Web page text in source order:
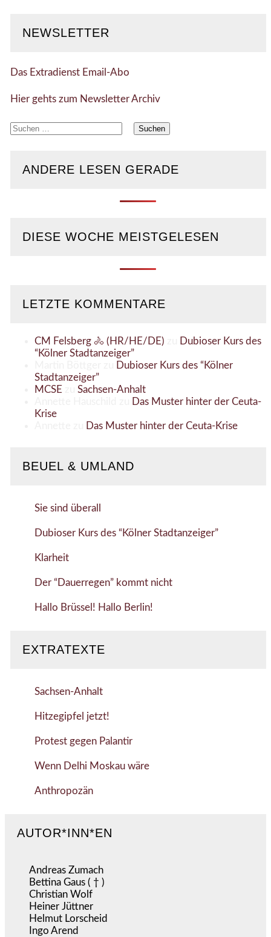
NEWSLETTER
Das Extradienst Email-Abo
Hier gehts zum Newsletter Archiv
Suchen
ANDERE LESEN GERADE
DIESE WOCHE MEISTGELESEN
LETZTE KOMMENTARE
CM Felsberg 🚴 (HR/HE/DE)
Dubioser Kurs des
“Kölner Stadtanzeiger”
Dubioser Kurs des “Kölner
Stadtanzeiger”
MCSE
Sachsen-Anhalt
Das Muster hinter der Ceuta-
Krise
Das Muster hinter der Ceuta-Krise
BEUEL & UMLAND
Sie sind überall
Dubioser Kurs des “Kölner Stadtanzeiger”
Klarheit
Der “Dauerregen” kommt nicht
Hallo Brüssel! Hallo Berlin!
EXTRATEXTE
Sachsen-Anhalt
Hitzegipfel jetzt!
Protest gegen Palantir
Wenn Delhi Moskau wäre
Anthropozän
AUTOR*INN*EN
Andreas Zumach
Bettina Gaus ( † )
Christian Wolf
Heiner Jüttner
Helmut Lorscheid
Ingo Arend